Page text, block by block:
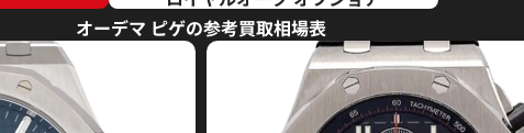
オーデマ ピゲの参考買取相場表